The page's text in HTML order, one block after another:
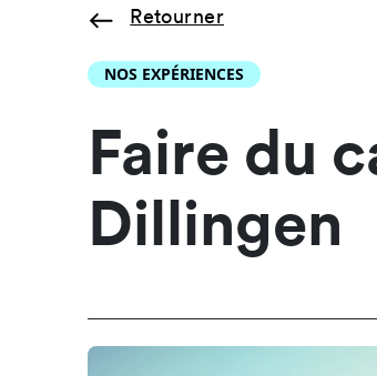
Retourner
NOS EXPÉRIENCES
Faire du
Dillingen